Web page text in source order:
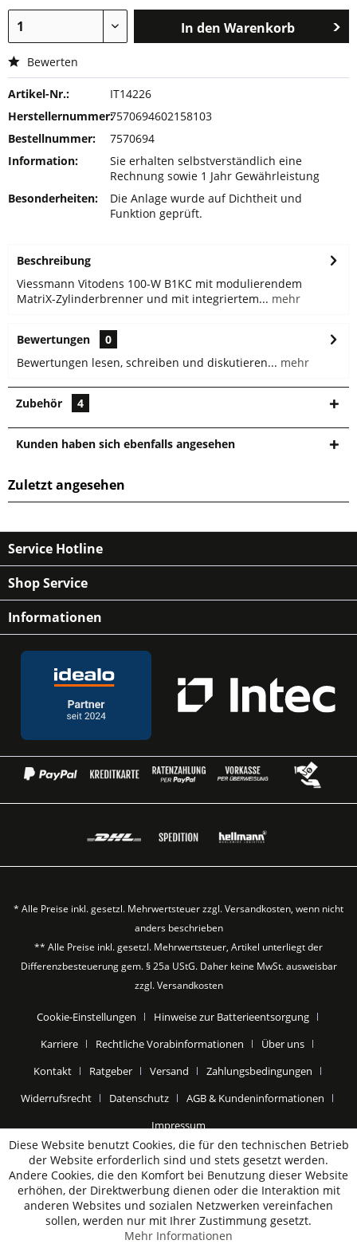
In den Warenkorb
Bewerten
Artikel-Nr.:
IT14226
Herstellernummer:7570694602158103
Bestellnummer:
7570694
Information:
Sie erhalten selbstverständlich eine
Rechnung sowie 1 Jahr Gewährleistung
Besonderheiten:
Die Anlage wurde auf Dichtheit und
Funktion geprüft.
Beschreibung
Viessmann Vitodens 100-W B1KC mit modulierendem
MatriX-Zylinderbrenner und mit integriertem... mehr
Bewertungen
0
Bewertungen lesen, schreiben und diskutieren... mehr
Zubehör 4
Kunden haben sich ebenfalls angesehen
Zuletzt angesehen
Service Hotline
Shop Service
Informationen
* Alle Preise inkl. gesetzl. Mehrwertsteuer zzgl.Versandkosten, wenn nicht
anders beschrieben
** Alle Preise inkl. gesetzl. Mehrwertsteuer, Artikel unterliegt der
Differenzbesteuerung gem. § 25a UStG. Daher keine MwSt. ausweisbar
zzgl.Versandkosten
Cookie-Einstellungen
Hinweise zur Batterieentsorgung
Karriere
Rechtliche Vorabinformationen
Über uns
Kontakt
Ratgeber Versand
Zahlungsbedingungen
Widerrufsrecht
Datenschutz
AGB & Kundeninformationen
Impressum
Diese Website benutzt Cookies, die für den technischen Betrieb
der Website erforderlich sind und stets gesetzt werden.
Andere Cookies, die den Komfort bei Benutzung dieser Website
erhöhen, der Direktwerbung dienen oder die Interaktion mit
anderen Websites und sozialen Netzwerken vereinfachen
sollen, werden nur mit Ihrer Zustimmung gesetzt.
Mehr Informationen